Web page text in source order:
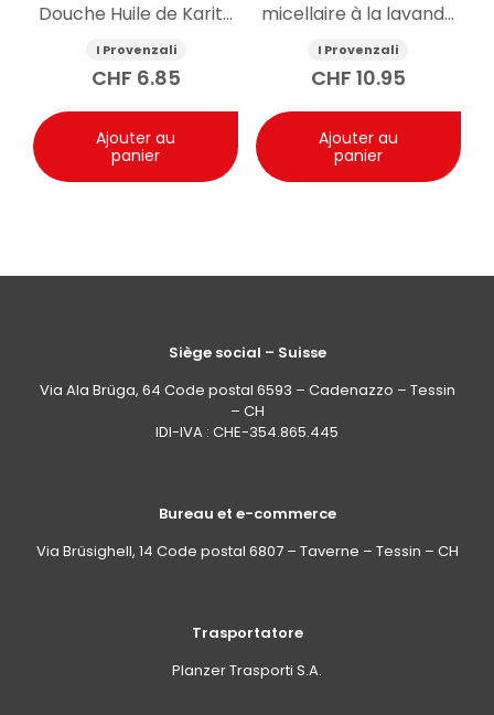
Douche Huile de Karité
400ml
I Provenzali
CHF 6.85
Ajouter au
panier
micellaire à la lavande
bio 400ml
I Provenzali
CHF 10.95
Ajouter au
panier
Siège social – Suisse
Via Ala Brüga, 64 Code postal 6593 – Cadenazzo – Tessin
– CH
IDI-IVA : CHE-354.865.445
Bureau et e-commerce
Via Brüsighell, 14 Code postal 6807 – Taverne – Tessin – CH
Trasportatore
Planzer Trasporti S.A.